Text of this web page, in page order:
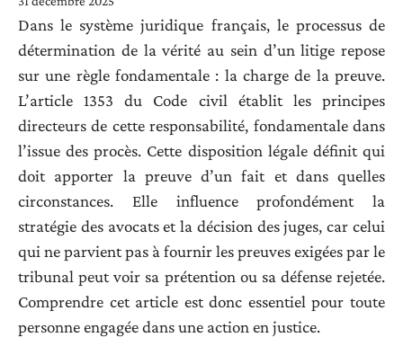
Dans le système juridique français, le processus de
détermination de la vérité au sein d’un litige repose
sur une règle fondamentale : la charge de la preuve.
L’article 1353 du Code civil établit les principes
directeurs de cette responsabilité, fondamentale dans
l’issue des procès. Cette disposition légale définit qui
doit apporter la preuve d’un fait et dans quelles
circonstances. Elle influence profondément la
stratégie des avocats et la décision des juges, car celui
qui ne parvient pas à fournir les preuves exigées par le
tribunal peut voir sa prétention ou sa défense rejetée.
Comprendre cet article est donc essentiel pour toute
personne engagée dans une action en justice.